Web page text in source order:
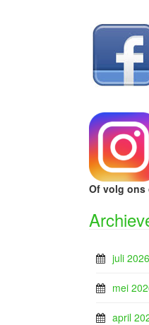
Of volg ons
juli 2026
mei
april